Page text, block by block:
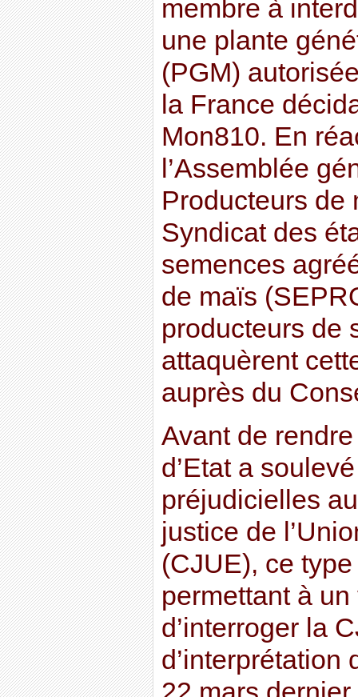
membre à
une plante
(PGM)
la France
Mon810. En
l’Assemblée
Producteurs de
Syndicat des
semences
de maïs
producteurs de
attaquèrent
auprès du
Avant de
d’Etat a
préjudicielles
justice de
(CJUE), ce
permettant à
d’interroger la
d’interprétation